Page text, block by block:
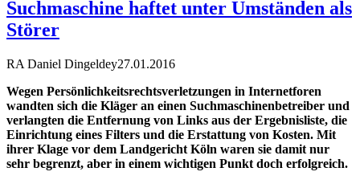
Suchmaschine haftet unter Umständen als
Störer
RA Daniel Dingeldey27.01.2016
Wegen Persönlichkeitsrechtsverletzungen in Internetforen
wandten sich die Kläger an einen Suchmaschinenbetreiber und
verlangten die Entfernung von Links aus der Ergebnisliste, die
Einrichtung eines Filters und die Erstattung von Kosten. Mit
ihrer Klage vor dem Landgericht Köln waren sie damit nur
sehr begrenzt, aber in einem wichtigen Punkt doch erfolgreich.